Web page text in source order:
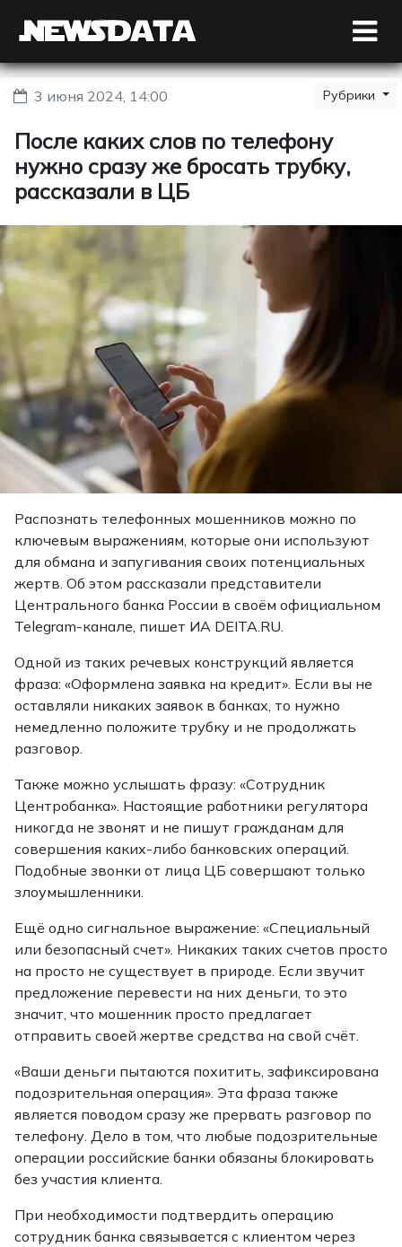
3 июня 2024, 14:00 Рубрики
После каких слов по телефону
нужно сразу же бросать трубку,
рассказали в ЦБ
Распознать телефонных мошенников можно по
ключевым выражениям, которые они используют
для обмана и запугивания своих потенциальных
жертв. Об этом рассказали представители
Центрального банка России в своём официальном
Telegram-канале, пишет ИА DEITA.RU.
Одной из таких речевых конструкций является
фраза: «Оформлена заявка на кредит». Если вы не
оставляли никаких заявок в банках, то нужно
немедленно положите трубку и не продолжать
разговор.
Также можно услышать фразу: «Сотрудник
Центробанка». Настоящие работники регулятора
никогда не звонят и не пишут гражданам для
совершения каких-либо банковских операций.
Подобные звонки от лица ЦБ совершают только
злоумышленники.
Ещё одно сигнальное выражение: «Специальный
или безопасный счет». Никаких таких счетов просто
на просто не существует в природе. Если звучит
предложение перевести на них деньги, то это
значит, что мошенник просто предлагает
отправить своей жертве средства на свой счёт.
«Ваши деньги пытаются похитить, зафиксирована
подозрительная операция». Эта фраза также
является поводом сразу же прервать разговор по
телефону. Дело в том, что любые подозрительные
операции российские банки обязаны блокировать
без участия клиента.
При необходимости подтвердить операцию
сотрудник банка связывается с клиентом через